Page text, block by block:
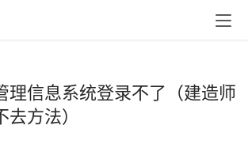
理信息系统登录不了（建造师
方法）